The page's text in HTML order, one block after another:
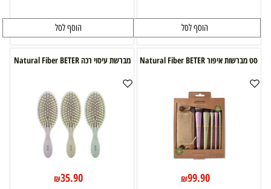
הוסף לסל הוסף לסל
סט מברשות איפור Natural Fiber BETER
₪99.90
מברשת עיסוי רכה Natural Fiber BETER
₪35.90